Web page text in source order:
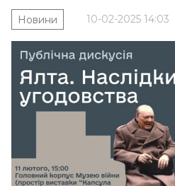
10-02-2025 14:03
Новини